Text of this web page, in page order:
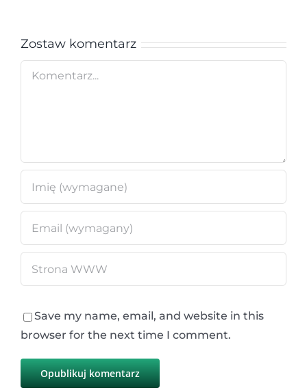
Zostaw komentarz
Comment
Save my name, email, and website in this
browser for the next time I comment.